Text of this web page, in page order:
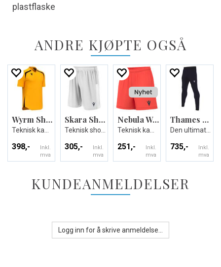
plastflaske
ANDRE KJØPTE OGSÅ
Wyrm Shirt
398,-
Inkl.
mva
Skara Short
305,-
Inkl.
mva
Nebula Woman Shorts
251,-
Inkl.
mva
Thames Hero Pant
Den ultimate treningsbuksen - Unisex
735,-
Inkl.
mva
KUNDEANMELDELSER
Logg inn for å skrive anmeldelse...